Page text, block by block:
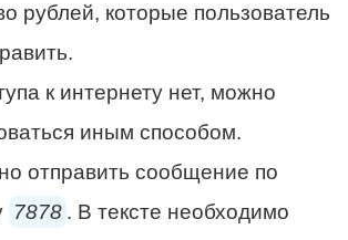
рублей, которые пользователь
к интернету нет, можно
иным способом.
отправить сообщение по
7878 . В тексте необходимо